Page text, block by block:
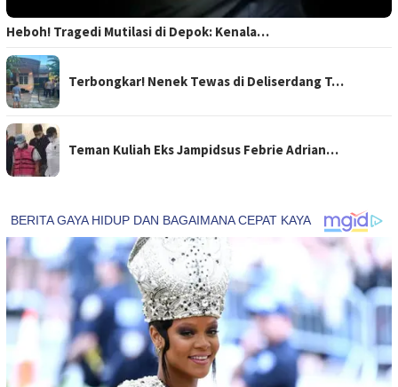
Heboh! Tragedi Mutilasi di Depok: Kenala…
Terbongkar! Nenek Tewas di Deliserdang T…
Teman Kuliah Eks Jampidsus Febrie Adrian…